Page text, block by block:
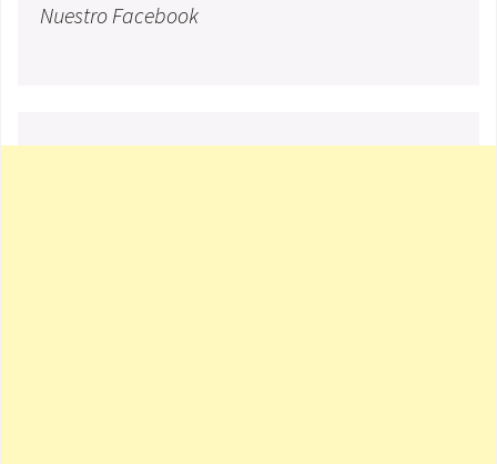
Nuestro Facebook